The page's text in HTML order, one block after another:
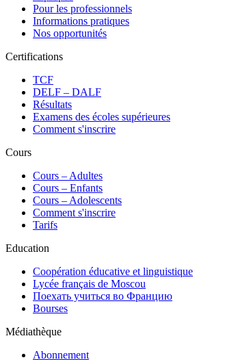
Pour les professionnels
Informations pratiques
Nos opportunités
Certifications
TCF
DELF – DALF
Résultats
Examens des écoles supérieures
Comment s'inscrire
Cours
Сours – Adultes
Cours – Enfants
Cours – Adolescents
Comment s'inscrire
Tarifs
Education
Coopération éducative et linguistique
Lycée français de Moscou
Поехать учиться во Францию
Bourses
Médiathèque
Abonnement